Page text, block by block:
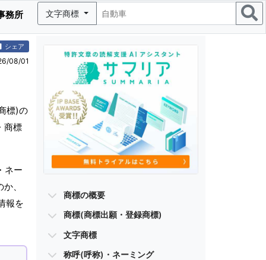
務所 文字商標
シェア
08/01
標)の
商標
ネー
、
報を
商標の概要
商標(商標出願・登録商標)
文字商標
称呼(呼称)・ネーミング